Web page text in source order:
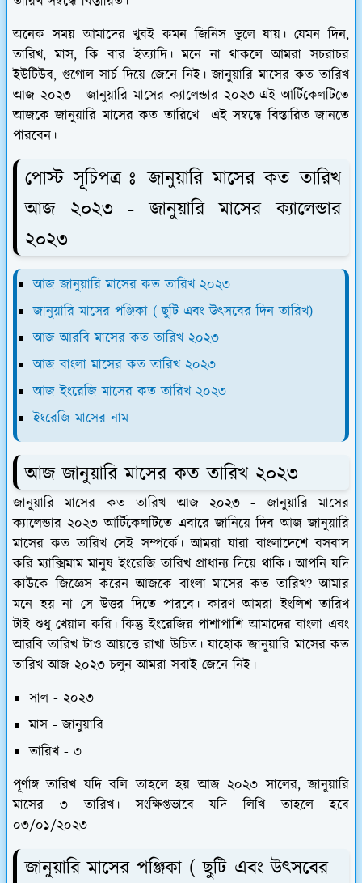
অনেক সময় আমাদের খুবই কমন জিনিস ভুলে যায়। যেমন দিন,
তারিখ, মাস, কি বার ইত্যাদি। মনে না থাকলে আমরা সচরাচর
ইউটিউব, গুগোল সার্চ দিয়ে জেনে নিই। জানুয়ারি মাসের কত তারিখ
আজ ২০২৩ - জানুয়ারি মাসের ক্যালেন্ডার ২০২৩ এই আর্টিকেলটিতে
আজকে জানুয়ারি মাসের কত তারিখে এই সম্বন্ধে বিস্তারিত জানতে
পারবেন।
পোস্ট সূচিপত্র ঃ জানুয়ারি মাসের কত তারিখ
আজ ২০২৩ - জানুয়ারি মাসের ক্যালেন্ডার
২০২৩
আজ জানুয়ারি মাসের কত তারিখ ২০২৩
জানুয়ারি মাসের পঞ্জিকা ( ছুটি এবং উৎসবের দিন তারিখ)
আজ আরবি মাসের কত তারিখ ২০২৩
আজ বাংলা মাসের কত তারিখ ২০২৩
আজ ইংরেজি মাসের কত তারিখ ২০২৩
ইংরেজি মাসের নাম
আজ জানুয়ারি মাসের কত তারিখ ২০২৩
জানুয়ারি মাসের কত তারিখ আজ ২০২৩ - জানুয়ারি মাসের
ক্যালেন্ডার ২০২৩ আর্টিকেলটিতে এবারে জানিয়ে দিব আজ জানুয়ারি
মাসের কত তারিখ সেই সম্পর্কে। আমরা যারা বাংলাদেশে বসবাস
করি ম্যাক্সিমাম মানুষ ইংরেজি তারিখ প্রাধান্য দিয়ে থাকি। আপনি যদি
কাউকে জিজ্ঞেস করেন আজকে বাংলা মাসের কত তারিখ? আমার
মনে হয় না সে উত্তর দিতে পারবে। কারণ আমরা ইংলিশ তারিখ
টাই শুধু খেয়াল করি। কিন্তু ইংরেজির পাশাপাশি আমাদের বাংলা এবং
আরবি তারিখ টাও আয়ত্তে রাখা উচিত। যাহোক জানুয়ারি মাসের কত
তারিখ আজ ২০২৩ চলুন আমরা সবাই জেনে নিই।
সাল - ২০২৩
মাস - জানুয়ারি
তারিখ - ৩
পূর্ণাঙ্গ তারিখ যদি বলি তাহলে হয় আজ ২০২৩ সালের, জানুয়ারি
মাসের ৩ তারিখ। সংক্ষিপ্তভাবে যদি লিখি তাহলে হবে
০৩/০১/২০২৩
জানুয়ারি মাসের পঞ্জিকা ( ছুটি এবং উৎসবের